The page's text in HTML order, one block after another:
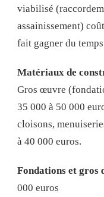
viabilisé
assainissement)
fait gagner du
Matériaux de
Gros œuvre
35 000 à 50 000
cloisons,
à 40 000 euros.
Fondations et gros
000 euros